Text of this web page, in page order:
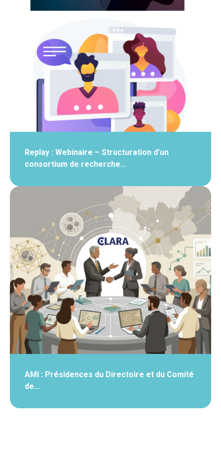
Replay : Webinaire – Structuration d’un
consortium de recherche…
AMI : Présidences du Directoire et du Comité
de…